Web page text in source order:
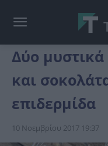
Δύο μυστικά
και
επιδερμίδα
10 Νοεμβρίου 2017 19:37